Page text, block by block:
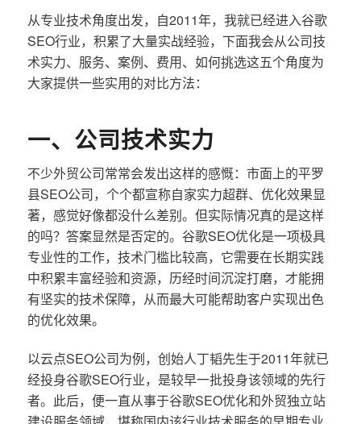
从专业技术角度出发，自2011年，我就已经进入谷歌
SEO行业，积累了大量实战经验，下面我会从公司技
术实力、服务、案例、费用、如何挑选这五个角度为
大家提供一些实用的对比方法：
一、公司技术实力
不少外贸公司常常会发出这样的感慨：市面上的平罗
县SEO公司，个个都宣称自家实力超群、优化效果显
著，感觉好像都没什么差别。但实际情况真的是这样
的吗？答案显然是否定的。谷歌SEO优化是一项极具
专业性的工作，技术门槛比较高，它需要在长期实践
中积累丰富经验和资源，历经时间沉淀打磨，才能拥
有坚实的技术保障，从而最大可能帮助客户实现出色
的优化效果。
以云点SEO公司为例，创始人丁韬先生于2011年就已
经投身谷歌SEO行业，是较早一批投身该领域的先行
者。此后，便一直从事于谷歌SEO优化和外贸独立站